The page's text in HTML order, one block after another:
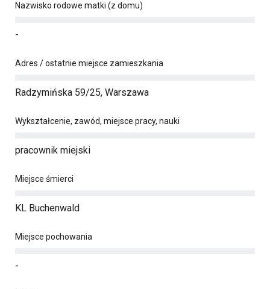
Nazwisko rodowe matki (z domu)
-
Adres / ostatnie miejsce zamieszkania
Radzymińska 59/25, Warszawa
Wykształcenie, zawód, miejsce pracy, nauki
pracownik miejski
Miejsce śmierci
KL Buchenwald
Miejsce pochowania
-